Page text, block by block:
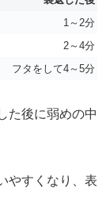
1～2分
2～4分
フタをして4～5分
た後に弱めの中
やすくなり、表